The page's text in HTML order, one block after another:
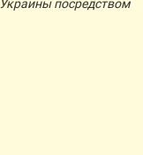
посредством